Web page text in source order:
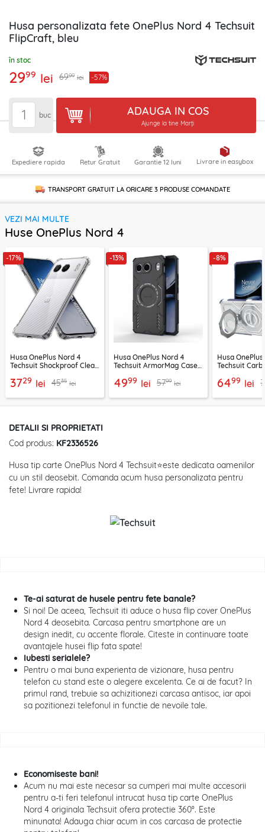
Husa personalizata fete OnePlus Nord 4 Techsuit
FlipCraft, bleu
în stoc
2999 lei 6999 lei -57%
buc ADAUGA IN COS
Ajunge la tine Marți
Expediere rapida Retur Gratuit Garantie 12 luni Livrare in easybox
TRANSPORT GRATUIT LA ORICARE 3 PRODUSECOMANDATE
VEZI MAI MULTE
Huse OnePlus Nord 4
-17%
Husa OnePlus Nord 4
Techsuit Shockproof Clear
3729 lei 4535 lei
-13%
Husa OnePlus Nord 4
Techsuit ArmorMag Case,
4999 lei 5799 lei
-8%
Husa
Techsuit
6499 lei
DETALII SI PROPRIETATI
Cod produs: KF2336526
Husa tip carte OnePlus Nord 4 Techsuit⭐este dedicata oamenilor
cu un stil deosebit. Comanda acum husa personalizata pentru
fete! Livrare rapida!
Te-ai saturat de husele pentru fete banale?
Si noi! De aceea, Techsuit iti aduce o husa flip cover OnePlus
Nord 4 deosebita. Carcasa pentru smartphone are un
design inedit, cu accente florale. Citeste in continuare toate
avantajele husei flip fata spate!
Iubesti serialele?
Pentru o mai buna experienta de vizionare, husa pentru
telefon cu stand este o alegere excelenta. Ce ai de facut? In
primul rand, trebuie sa achizitionezi carcasa antisoc, iar apoi
sa pozitionezi telefonul in functie de nevoile tale.
Economiseste bani!
Acum nu mai este necesar sa cumperi mai multe accesorii
pentru a-ti feri telefonul intrucat husa tip carte OnePlus
Nord 4 originala Techsuit ofera protectie 360°. Este
minunata! Adauga chiar acum in cos carcasa de protectie